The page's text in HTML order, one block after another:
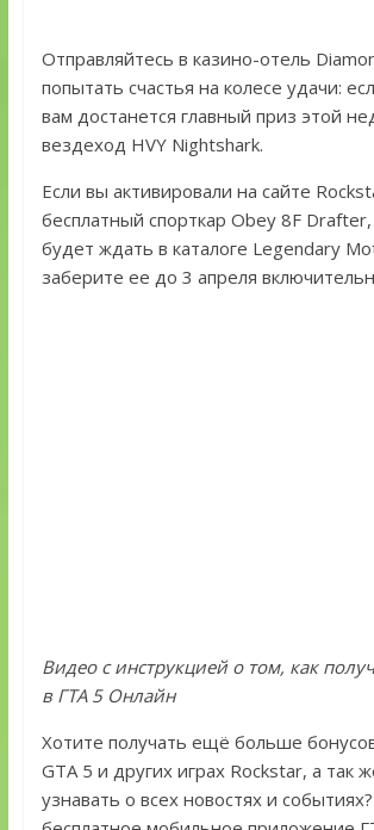
Отправляйтесь в казино-отель
попытать счастья на колесе удачи:
вам достанется главный приз этой
вездеход HVY Nightshark.
Если вы активировали на сайте
бесплатный спорткар Obey 8F
будет ждать в каталоге Legendary
заберите ее до 3 апреля
Видео с инструкцией о том, как
в ГТА 5 Онлайн
Хотите получать ещё больше
GTA 5 и других играх Rockstar, а так
узнавать о всех новостях и